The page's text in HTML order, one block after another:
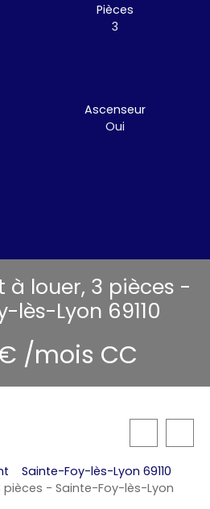
Pièces
3
Ascenseur
Oui
louer, 3 pièces -
lès-Lyon 69110
/mois CC
Sainte-Foy-lès-Lyon 69110
- Sainte-Foy-lès-Lyon